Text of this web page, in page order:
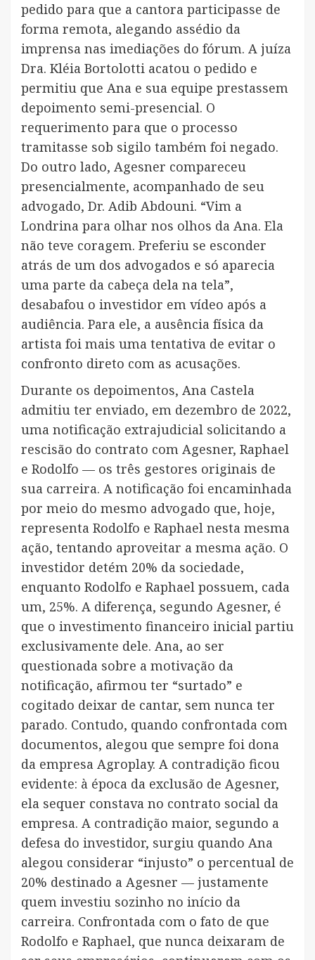
pedido para que a cantora participasse de
forma remota, alegando assédio da
imprensa nas imediações do fórum. A juíza
Dra. Kléia Bortolotti acatou o pedido e
permitiu que Ana e sua equipe prestassem
depoimento semi-presencial. O
requerimento para que o processo
tramitasse sob sigilo também foi negado.
Do outro lado, Agesner compareceu
presencialmente, acompanhado de seu
advogado, Dr. Adib Abdouni. “Vim a
Londrina para olhar nos olhos da Ana. Ela
não teve coragem. Preferiu se esconder
atrás de um dos advogados e só aparecia
uma parte da cabeça dela na tela”,
desabafou o investidor em vídeo após a
audiência. Para ele, a ausência física da
artista foi mais uma tentativa de evitar o
confronto direto com as acusações.
Durante os depoimentos, Ana Castela
admitiu ter enviado, em dezembro de 2022,
uma notificação extrajudicial solicitando a
rescisão do contrato com Agesner, Raphael
e Rodolfo — os três gestores originais de
sua carreira. A notificação foi encaminhada
por meio do mesmo advogado que, hoje,
representa Rodolfo e Raphael nesta mesma
ação, tentando aproveitar a mesma ação. O
investidor detém 20% da sociedade,
enquanto Rodolfo e Raphael possuem, cada
um, 25%. A diferença, segundo Agesner, é
que o investimento financeiro inicial partiu
exclusivamente dele. Ana, ao ser
questionada sobre a motivação da
notificação, afirmou ter “surtado” e
cogitado deixar de cantar, sem nunca ter
parado. Contudo, quando confrontada com
documentos, alegou que sempre foi dona
da empresa Agroplay. A contradição ficou
evidente: à época da exclusão de Agesner,
ela sequer constava no contrato social da
empresa. A contradição maior, segundo a
defesa do investidor, surgiu quando Ana
alegou considerar “injusto” o percentual de
20% destinado a Agesner — justamente
quem investiu sozinho no início da
carreira. Confrontada com o fato de que
Rodolfo e Raphael, que nunca deixaram de